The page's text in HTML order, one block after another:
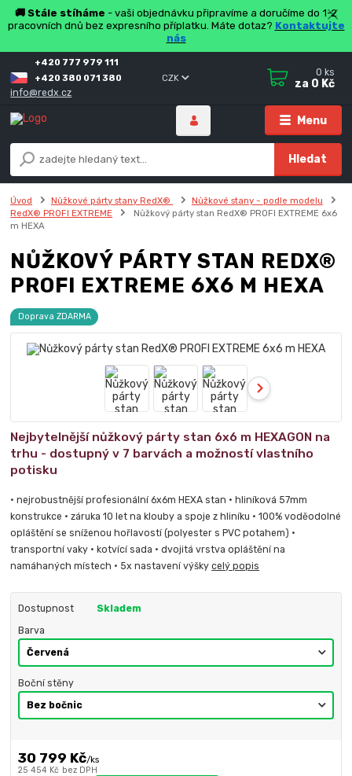
🚚 Stále stíháme - vaši objednávku připravíme a doručíme do 1-2
pracovních dnů bez expresního příplatku. Máte dotaz? Kontaktujte
nás
Menu
CZK
Hledat
+420 777 979 111
+420 380 071 380
info@redx.cz
0 ks
za 0 Kč
Úvod Nůžkové párty stany RedX®
Nůžkové stany - podle modelu
RedX® PROFI EXTREME
Nůžkový párty stan RedX® PROFI EXTREME 6x6
m HEXA
NŮŽKOVÝ PÁRTY STAN REDX®
PROFI EXTREME 6X6 M HEXA
Doprava ZDARMA
Nejbytelnější nůžkový párty stan 6x6 m HEXAGON na
trhu - dostupný v 7 barvách a možností vlastního
potisku
• nejrobustnější profesionální 6x6m HEXA stan • hliníková 57mm
konstrukce • záruka 10 let na klouby a spoje z hliníku • 100% voděodolné
opláštění se sníženou hořlavostí (polyester s PVC potahem) •
transportní vaky • kotvící sada • dvojitá vrstva opláštění na
namáhaných místech • 5x nastavení výškycelý popis
Dostupnost Skladem
Barva
Boční stěny
30 799 Kč/ks
25 454 Kč bez DPH